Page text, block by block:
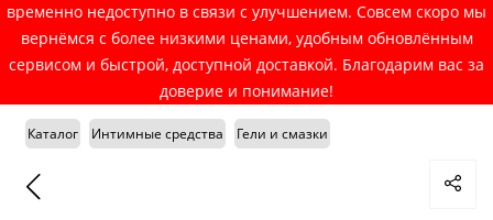
временно недоступно в связи с улучшением. Совсем скоро мы
вернёмся с более низкими ценами, удобным обновлённым
сервисом и быстрой, доступной доставкой. Благодарим вас за
доверие и понимание!
Каталог Интимные средства Гели и смазки